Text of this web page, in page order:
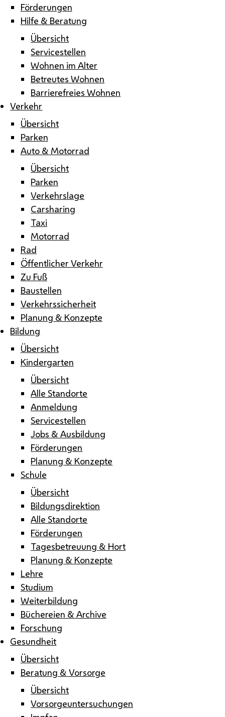
Förderungen
Hilfe & Beratung
Übersicht
Servicestellen
Wohnen im Alter
Betreutes Wohnen
Barrierefreies Wohnen
Verkehr
Übersicht
Parken
Auto & Motorrad
Übersicht
Parken
Verkehrslage
Carsharing
Taxi
Motorrad
Rad
Öffentlicher Verkehr
Zu Fuß
Baustellen
Verkehrssicherheit
Planung & Konzepte
Bildung
Übersicht
Kindergarten
Übersicht
Alle Standorte
Anmeldung
Servicestellen
Jobs & Ausbildung
Förderungen
Planung & Konzepte
Schule
Übersicht
Bildungsdirektion
Alle Standorte
Förderungen
Tagesbetreuung & Hort
Planung & Konzepte
Lehre
Studium
Weiterbildung
Büchereien & Archive
Forschung
Gesundheit
Übersicht
Beratung & Vorsorge
Übersicht
Vorsorgeuntersuchungen